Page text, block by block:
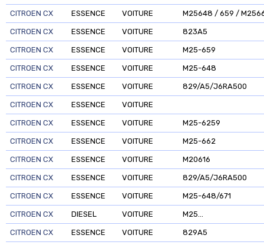
CITROEN CX ESSENCE VOITURE M25648 / 659 /
CITROEN CX ESSENCE VOITURE 823A5
CITROEN CX ESSENCE VOITURE M25-659
CITROEN CX ESSENCE VOITURE M25-648
CITROEN CX ESSENCE VOITURE 829/A5/J6RA500
CITROEN CX ESSENCE VOITURE
CITROEN CX ESSENCE VOITURE M25-6259
CITROEN CX ESSENCE VOITURE M25-662
CITROEN CX ESSENCE VOITURE M20616
CITROEN CX ESSENCE VOITURE 829/A5/J6RA500
CITROEN CX ESSENCE VOITURE M25-648/671
CITROEN CX DIESEL VOITURE M25…
CITROEN CX ESSENCE VOITURE 829A5